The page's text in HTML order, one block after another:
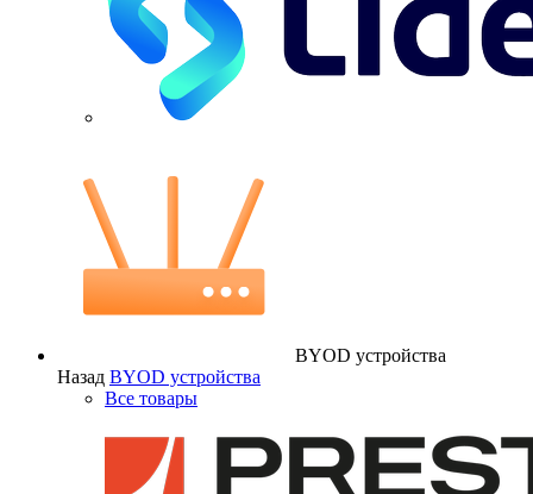
BYOD устройства
Назад BYOD устройства
Все товары